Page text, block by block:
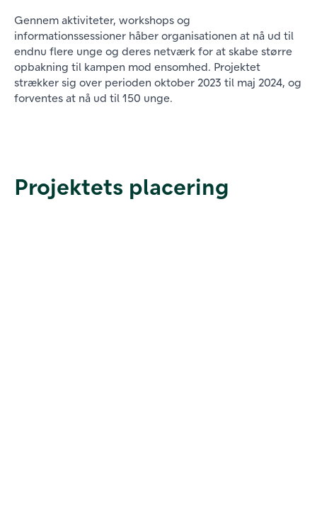
Gennem aktiviteter, workshops og
informationssessioner håber organisationen at nå ud til
endnu flere unge og deres netværk for at skabe større
opbakning til kampen mod ensomhed. Projektet
strækker sig over perioden oktober 2023 til maj 2024, og
forventes at nå ud til 150 unge.
Projektets placering